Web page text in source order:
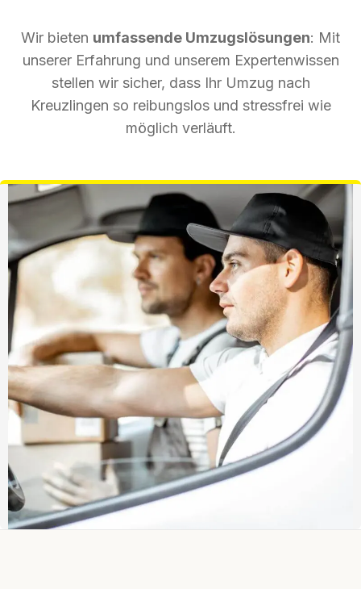
Wir bieten umfassende Umzugslösungen: Mit
unserer Erfahrung und unserem Expertenwissen
stellen wir sicher, dass Ihr Umzug nach
Kreuzlingen so reibungslos und stressfrei wie
möglich verläuft.